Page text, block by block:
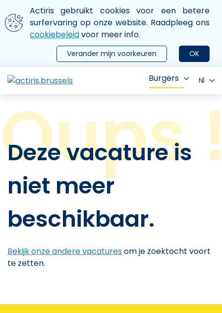
Aller au contenu principal
We gebruiken cookies
Actiris gebruikt cookies voor een betere
surfervaring op onze website. Raadpleeg ons
cookiebeleidvoor meer info.
OK
Verander mijn voorkeuren
le menu
Burgers Nl
Deze vacature is
niet meer
beschikbaar.
Bekijk onze andere vacaturesom je zoektocht voort
te zetten.